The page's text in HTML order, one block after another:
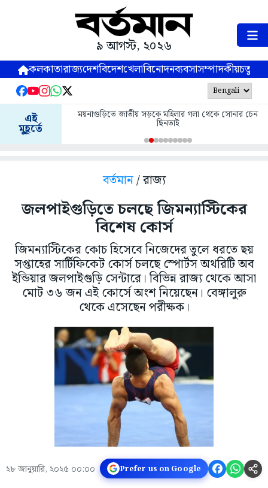
৯ আগস্ট, ২০২৬
কলকাতারাজ্যদেশবিদেশখেলাবিনোদনব্যবসাসম্পাদকীয়
এই
মুহূর্তে
ময়নাগুড়িতে জাতীয় সড়কে মহিলার গলা থেকে সোনার চেন
ছিনতাই
বর্তমান/ রাজ্য
জলপাইগুড়িতে চলছে জিমন্যাস্টিকের
বিশেষ কোর্স
জিমন্যাস্টিকের কোচ হিসেবে নিজেদের তুলে ধরতে ছয়
সপ্তাহের সার্টিফিকেট কোর্স চলছে স্পোর্টস অথরিটি অব
ইন্ডিয়ার জলপাইগুড়ি সেন্টারে। বিভিন্ন রাজ্য থেকে আসা
মোট ৩৬ জন এই কোর্সে অংশ নিয়েছেন। বেঙ্গালুরু
থেকে এসেছেন পরীক্ষক।
২৮ জানুয়ারি, ২০২৫ ০০:০০ Prefer us on Google